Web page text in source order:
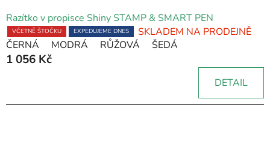
Razítko v propisce Shiny STAMP & SMART PEN
VČETNĚ ŠTOČKU EXPEDUJEME DNES
SKLADEM NA PRODEJNĚ
ČERNÁ
MODRÁ RŮŽOVÁ ŠEDÁ
1 056 Kč
DETAIL